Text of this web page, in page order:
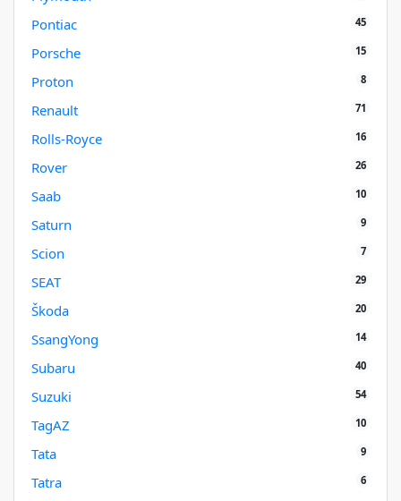
Pontiac 45
Porsche 15
Proton 8
Renault 71
Rolls-Royce 16
Rover 26
Saab 10
Saturn 9
Scion 7
SEAT 29
Škoda 20
SsangYong 14
Subaru 40
Suzuki 54
TagAZ 10
Tata 9
Tatra 6